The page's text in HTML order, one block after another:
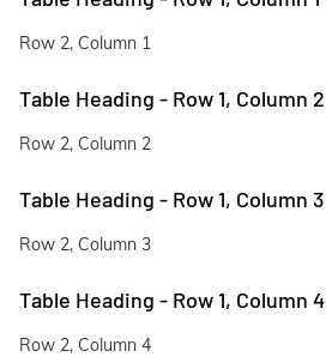
Row 2, Column 1
Table Heading - Row 1, Column 2
Row 2, Column 2
Table Heading - Row 1, Column 3
Row 2, Column 3
Table Heading - Row 1, Column 4
Row 2, Column 4